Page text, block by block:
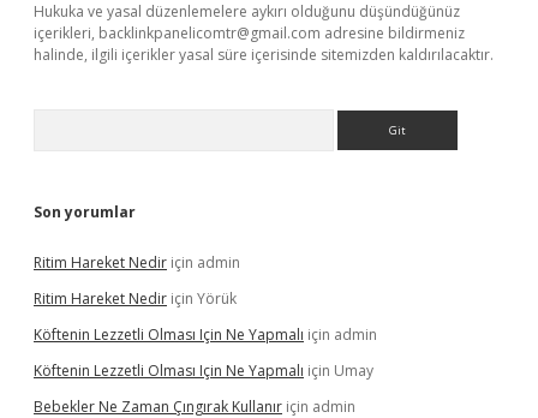
Hukuka ve yasal düzenlemelere aykırı olduğunu düşündüğünüz
içerikleri, backlinkpanelicomtr@gmail.com adresine bildirmeniz
halinde, ilgili içerikler yasal süre içerisinde sitemizden kaldırılacaktır.
Son yorumlar
Ritim Hareket Nedir için admin
Ritim Hareket Nedir için Yörük
Köftenin Lezzetli Olması Için Ne Yapmalı için admin
Köftenin Lezzetli Olması Için Ne Yapmalı için Umay
Bebekler Ne Zaman Çıngırak Kullanır için admin